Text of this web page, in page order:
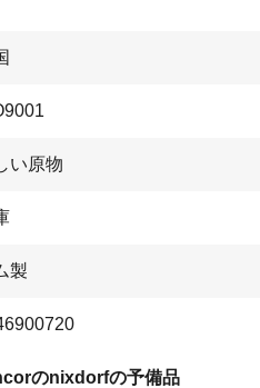
い原物
製
のnixdorfの予備品